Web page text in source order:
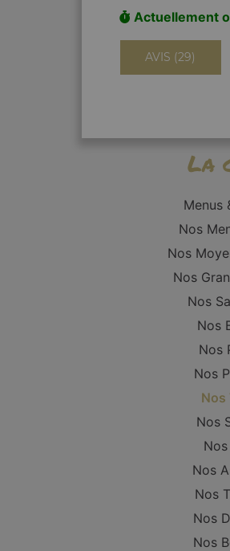
Actuellement
AVIS (29)
La
Menus
Nos
Nos
Nos
Nos
Nos
Nos
Nos
Nos
Nos
Nos
Nos
Nos
Nos
Nos